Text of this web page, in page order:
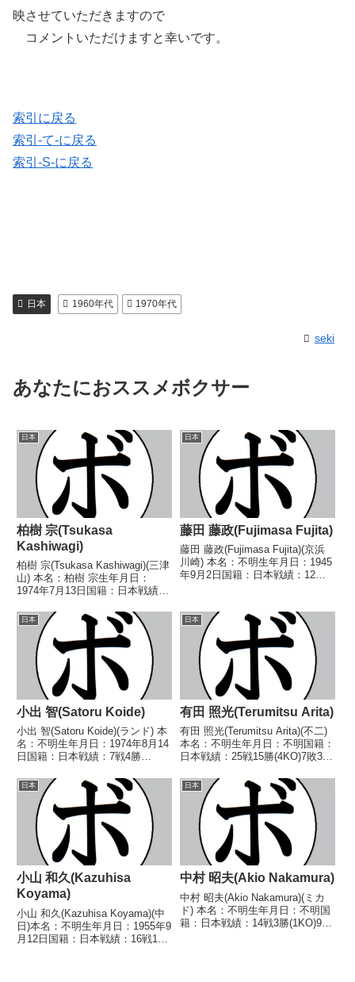
映させていただきますので
コメントいただけますと幸いです。
索引に戻る
索引-て-に戻る
索引-S-に戻る
日本 1960年代 1970年代
seki
あなたにおススメボクサー
日本
柏樹 宗(Tsukasa
Kashiwagi)
柏樹 宗(Tsukasa Kashiwagi)(三津
山) 本名：柏樹 宗生年月日：
1974年7月13日国籍：日本戦績：
タイトル】1997年度中日本スー
パーライト級新人王 【戦歴】
1996/09/28...
日本
藤田 藤政(Fujimasa Fujita)
藤田 藤政(Fujimasa Fujita)(京浜
川崎) 本名：不明生年月日：1945
年9月2日国籍：日本戦績：12戦6
●1RKO 深沢 重信(鈴
木)1969/11/...
日本
小出 智(Satoru Koide)
小出 智(Satoru Koide)(ランド) 本
名：不明生年月日：1974年8月14
日国籍：日本戦績：7戦4勝
し 【戦歴】 1995/07/10
○1RTKO 永田 書林(本
多)1995/09/19 〇4...
日本
有田 照光(Terumitsu Arita)
有田 照光(Terumitsu Arita)(不二)
本名：不明生年月日：不明国籍：
日本戦績：25戦15勝(4KO)7敗3分
1951/03/09 ○6R判定 (採点不
明) 梅野 一雄(国
光)1951/08/04 ○...
日本
小山 和久(Kazuhisa
Koyama)
小山 和久(Kazuhisa Koyama)(中
日)本名：不明生年月日：1955年9
月12日国籍：日本戦績：16戦10
日本
中村 昭夫(Akio Nakamura)
中村 昭夫(Akio Nakamura)(ミカ
ド) 本名：不明生年月日：不明国
籍：日本戦績：14戦3勝(1KO)9敗